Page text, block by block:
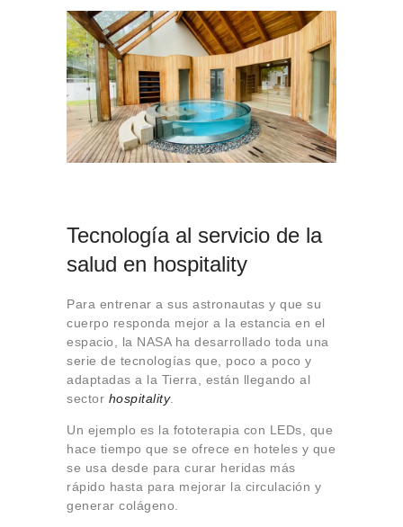
Tecnología al servicio de la
salud en hospitality
Para entrenar a sus astronautas y que su
cuerpo responda mejor a la estancia en el
espacio, la NASA ha desarrollado toda una
serie de tecnologías que, poco a poco y
adaptadas a la Tierra, están llegando al
sector hospitality.
Un ejemplo es la fototerapia con LEDs, que
hace tiempo que se ofrece en hoteles y que
se usa desde para curar heridas más
rápido hasta para mejorar la circulación y
generar colágeno.